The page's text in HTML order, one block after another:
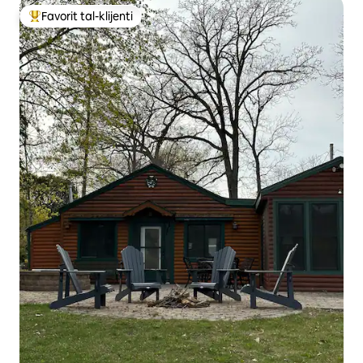
Wieħed mill-aqwa favoriti tal-klijenti
Favorit tal-klijenti